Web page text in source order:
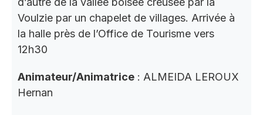
Voulzie par un chapelet de villages. Arrivée à
la halle près de l’Office de Tourisme vers
12h30
Animateur/Animatrice : ALMEIDA LEROUX
Hernan